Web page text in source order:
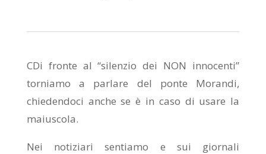
CDi fronte al “silenzio dei NON innocenti”
torniamo a parlare del ponte Morandi,
chiedendoci anche se è in caso di usare la
maiuscola.
Nei notiziari sentiamo e sui giornali